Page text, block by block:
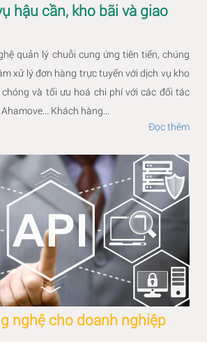
hậu cần, kho bãi và giao
quản lý chuỗi cung ứng tiên tiến, chúng
xử lý đơn hàng trực tuyến với dịch vụ kho
và tối ưu hoá chi phí với các đối tác
Khách hàng...
Đọc thêm
nghệ cho doanh nghiệp